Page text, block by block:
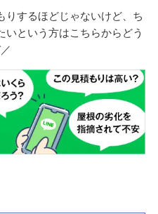
りするほどじゃないけど、ち
いという方はこちらからどう